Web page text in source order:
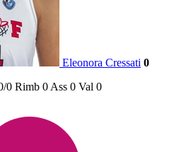
Eleonora Cressati 0
0 Rimb 0 Ass 0 Val 0